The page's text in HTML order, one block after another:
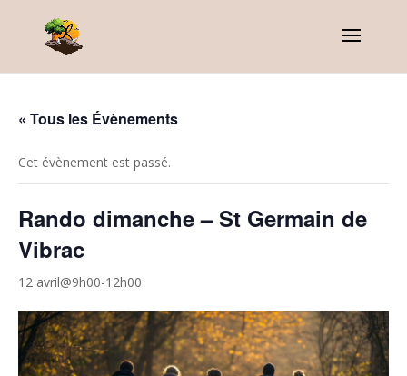
« Tous les Évènements
Cet évènement est passé.
Rando dimanche – St Germain de
Vibrac
12 avril@9h00-12h00